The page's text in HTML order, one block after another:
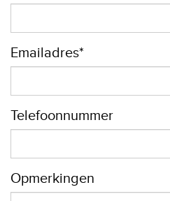
Emailadres*
Telefoonnummer
Opmerkingen